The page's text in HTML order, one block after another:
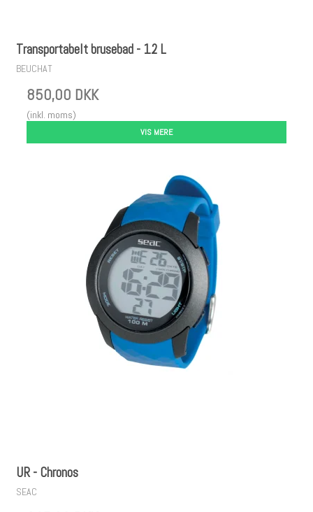
Transportabelt brusebad - 12 L
BEUCHAT
850,00 DKK
(inkl. moms)
VIS MERE
UR - Chronos
SEAC